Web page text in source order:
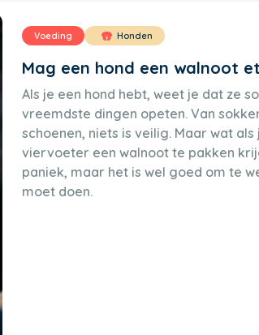
Voeding Honden
Mag een hond een walnoot
Als je een hond hebt, weet je dat ze
vreemdste dingen opeten. Van
schoenen, niets is veilig. Maar wat als
viervoeter een walnoot te pakken
paniek, maar het is wel goed om te
moet doen.